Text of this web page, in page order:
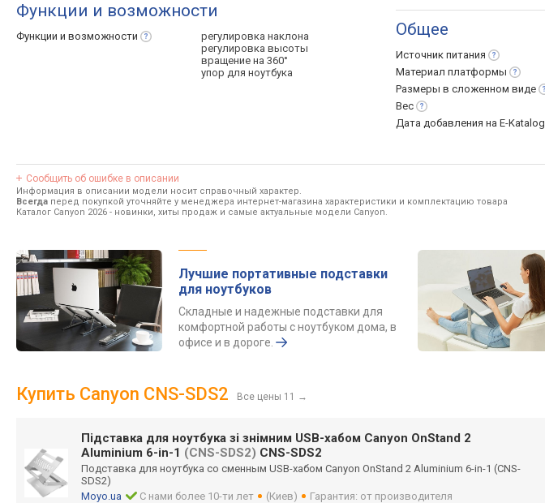
Функции и возможности
Функции и возможности
регулировка наклона
регулировка высоты
вращение на 360°
упор для ноутбука
Общее
Источник питания
Материал платформы
Размеры в сложенном виде
Вес
Дата добавления на E-Katalog
Сообщить об ошибке в описании
Информация в описании модели носит справочный характер.
Всегда перед покупкой уточняйте у менеджера интернет-магазина характеристики и комплектацию товара
Каталог Canyon 2026 - новинки, хиты продаж и самые актуальные модели Canyon.
Лучшие портативные подставки
для ноутбуков
Складные и надежные подставки для
комфортной работы с ноутбуком дома, в
офисе и в дороге.
Купить Canyon CNS-SDS2 Все цены 11 →
Підставка для ноутбука зі знімним USB-хабом Canyon OnStand 2
Aluminium 6-in-1 (CNS-SDS2) CNS-SDS2
Подставка для ноутбука со сменным USB-хабом Canyon OnStand 2 Aluminium 6-in-1 (CNS-
SDS2)
Moyo.ua
С нами более 10-ти лет (Киев)
Гарантия: от производителя